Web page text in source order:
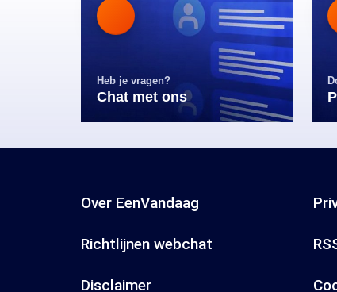
Heb je vragen?
Chat met ons
Over EenVandaag
Richtlijnen webchat
Disclaimer